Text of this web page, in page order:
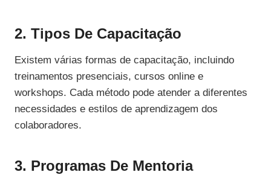
2. Tipos De Capacitação
Existem várias formas de capacitação, incluindo
treinamentos presenciais, cursos online e
workshops. Cada método pode atender a diferentes
necessidades e estilos de aprendizagem dos
colaboradores.
3. Programas De Mentoria